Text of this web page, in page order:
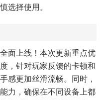
选择使用。
面上线！本次更新重点优
，针对玩家反馈的卡顿和
感更加丝滑流畅。同时，
力，确保在不同设备上都